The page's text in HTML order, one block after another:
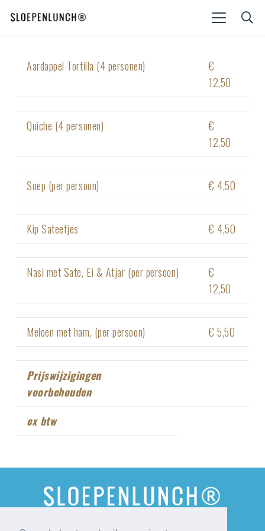
Aardappel Tortilla (4 personen)
€
12,50
Quiche (4 personen)
€
12,50
Soep (per persoon) € 4,50
Kip Sateetjes € 4,50
Nasi met Sate, Ei & Atjar (per persoon)
€
12,50
Meloen met ham, (per persoon) € 5,50
Prijswijzigingen
voorbehouden
ex btw